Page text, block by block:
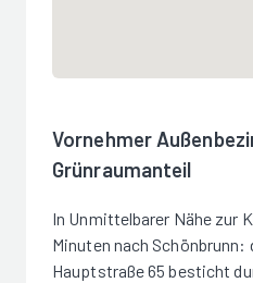
Vornehmer
Grünraumanteil
In Unmittelbarer Nähe zur
Minuten nach Schönbrunn:
Hauptstraße 65 besticht